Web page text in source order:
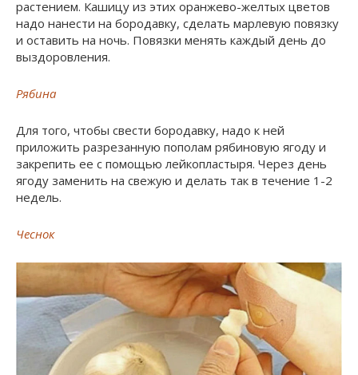
растением. Кашицу из этих оранжево-желтых цветов
надо нанести на бородавку, сделать марлевую повязку
и оставить на ночь. Повязки менять каждый день до
выздоровления.
Рябина
Для того, чтобы свести бородавку, надо к ней
приложить разрезанную пополам рябиновую ягоду и
закрепить ее с помощью лейкопластыря. Через день
ягоду заменить на свежую и делать так в течение 1-2
недель.
Чеснок